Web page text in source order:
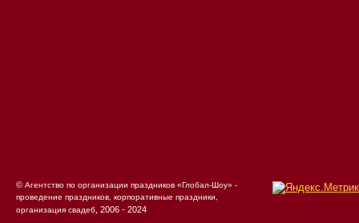
© Агентство по организации праздников «Глобал-Шоу» -
проведение праздников, корпоративные праздники,
организация свадеб , 2006 - 2024